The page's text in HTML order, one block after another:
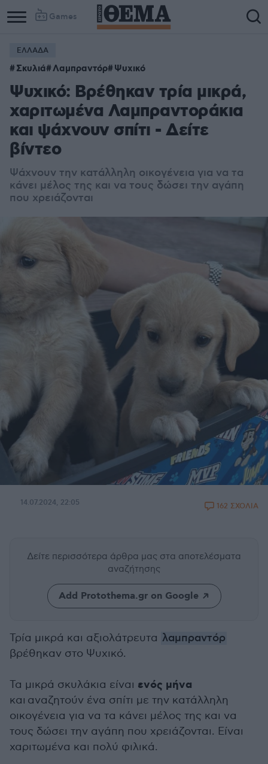
Games
ΕΛΛΑΔΑ
Σκυλιά Λαμπραντόρ Ψυχικό
Ψυχικό: Βρέθηκαν τρία μικρά,
χαριτωμένα Λαμπραντοράκια
και ψάχνουν σπίτι - Δείτε
βίντεο
Ψάχνουν την κατάλληλη οικογένεια για να τα
κάνει μέλος της και να τους δώσει την αγάπη
που χρειάζονται
14.07.2024, 22:05 162 ΣΧΟΛΙΑ
Δείτε περισσότερα άρθρα μας στα αποτελέσματα
αναζήτησης
Add Protothema.gr on Google
Τρία μικρά και αξιολάτρευτα λαμπραντόρ
βρέθηκαν στο Ψυχικό.
Τα μικρά σκυλάκια είναι ενός μήνα
και αναζητούν ένα σπίτι με την κατάλληλη
οικογένεια για να τα κάνει μέλος της και να
τους δώσει την αγάπη που χρειάζονται. Είναι
χαριτωμένα και πολύ φιλικά.